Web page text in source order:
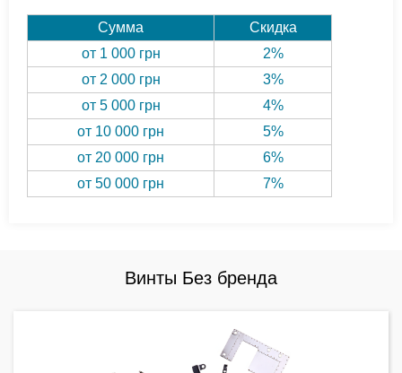
Сумма
Скидка
от 1 000 грн
2%
от 2 000 грн
3%
от 5 000 грн
4%
от 10 000 грн
5%
от 20 000 грн
6%
от 50 000 грн
7%
Винты Без бренда